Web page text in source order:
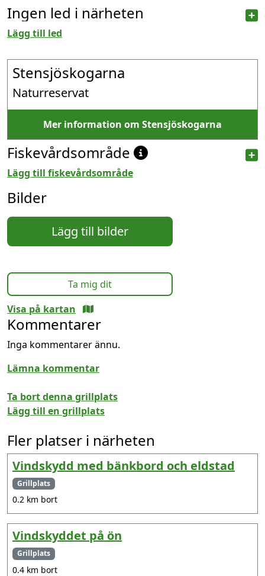
Ingen led i närheten
Lägg till led
Stensjöskogarna
Naturreservat
Mer information om Stensjöskogarna
Fiskevårdsområde
Lägg till fiskevårdsområde
Bilder
Lägg till bilder
Ta mig dit
Visa på kartan
Kommentarer
Inga kommentarer ännu.
Lämna kommentar
Ta bort denna grillplats
Lägg till en grillplats
Fler platser i närheten
Vindskydd med bänkbord och eldstad
Grillplats
0.2 km bort
Vindskyddet på ön
Grillplats
0.4 km bort